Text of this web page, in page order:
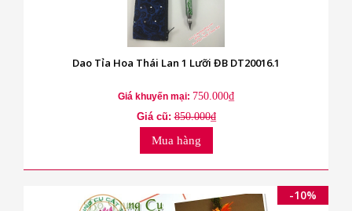
Dao Tỉa Hoa Thái Lan 1 Lưỡi ĐB DT20016.1
Giá khuyến mại: 750.000₫
Giá cũ:850.000₫
Mua hàng
-10%